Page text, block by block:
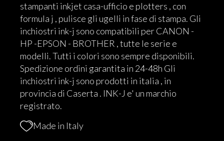
stampanti inkjet casa-ufficio e plotters , con
formula j , pulisce gli ugelli in fase di stampa. Gli
inchiostri ink-j sono compatibili per CANON -
HP -EPSON - BROTHER , tutte le serie e
modelli. Tutti i colori sono sempre disponibili.
Spedizione ordini garantita in 24-48h Gli
inchiostri ink-j sono prodotti in italia , in
provincia di Caserta . INK-J e' un marchio
registrato.
Made in Italy